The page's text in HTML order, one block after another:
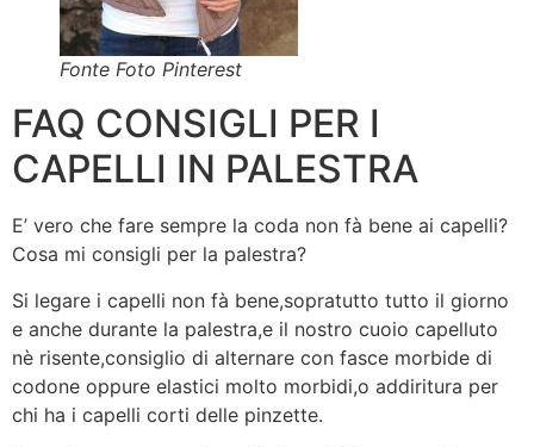
Fonte Foto Pinterest
FAQ CONSIGLI PER I
CAPELLI IN PALESTRA
E’ vero che fare sempre la coda non fà bene ai capelli?
Cosa mi consigli per la palestra?
Si legare i capelli non fà bene,sopratutto tutto il giorno
e anche durante la palestra,e il nostro cuoio capelluto
nè risente,consiglio di alternare con fasce morbide di
codone oppure elastici molto morbidi,o addiritura per
chi ha i capelli corti delle pinzette.